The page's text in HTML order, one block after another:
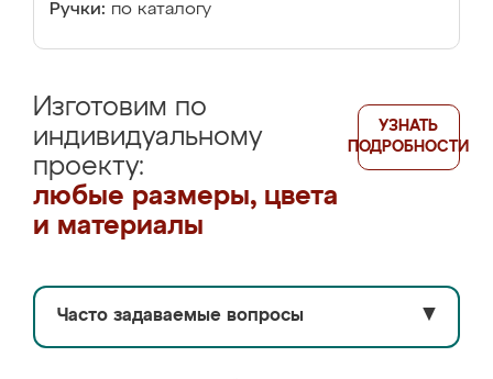
Ручки: по каталогу
Изготовим по
индивидуальному
проекту:
любые размеры, цвета
и материалы
УЗНАТЬ
ПОДРОБНОСТИ
Часто задаваемые вопросы ▼